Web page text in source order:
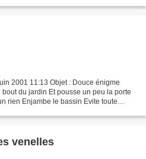
2001 11:13 Objet : Douce énigme
du jardin Et pousse un peu la porte
rien Enjambe le bassin Evite toute
venelles